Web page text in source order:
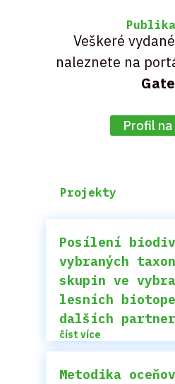
Veškeré
naleznete na
Gate
Profil na
Projekty
Posílení
vybraných
skupin ve
lesních
dalších
číst více
Metodika